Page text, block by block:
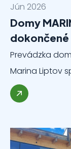
Jún 2026
Domy
dokončené
Prevádzka
Marina Liptov